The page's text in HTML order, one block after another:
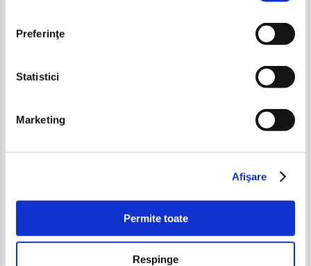
Preferinţe
Statistici
Marketing
Afişare
Permite toate
Respinge
Adaugă în coș
Georgiana Galateanu Farnoaga
Lei